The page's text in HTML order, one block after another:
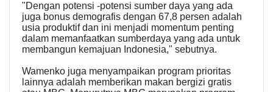
"Dengan potensi -potensi sumber daya yang ada
juga bonus demografis dengan 67,8 persen adalah
usia produktif dan ini menjadi momentum penting
dalam memanfaatkan sumberdaya yang ada untuk
membangun kemajuan Indonesia," sebutnya.
Wamenko juga menyampaikan program prioritas
lainnya adalah memberikan makan bergizi gratis